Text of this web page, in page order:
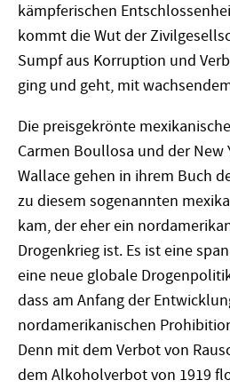
kämpferischen
kommt die Wut der
Sumpf aus Korruption und
ging und geht, mit
Die preisgekrönte
Carmen Boullosa und der New
Wallace gehen in ihrem Buch
zu diesem sogenannten
kam, der eher ein
Drogenkrieg ist. Es ist eine
eine neue globale
dass am Anfang der
nordamerikanischen
Denn mit dem Verbot von
dem Alkoholverbot von 1919